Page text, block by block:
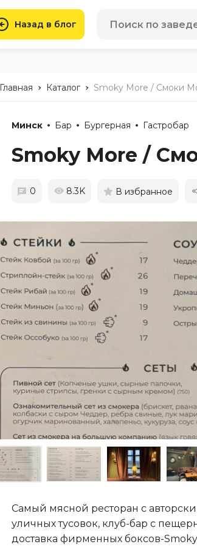
Назад в блог
Главная - Каталог - Smoky More / Смоки
Минск Бар Бургерная Гастробар
Smoky More /
0 8.3K В избранное
Самый мясной ресторан с
уличных тусовок, клуб-бар с
доставка фирменных боксов-